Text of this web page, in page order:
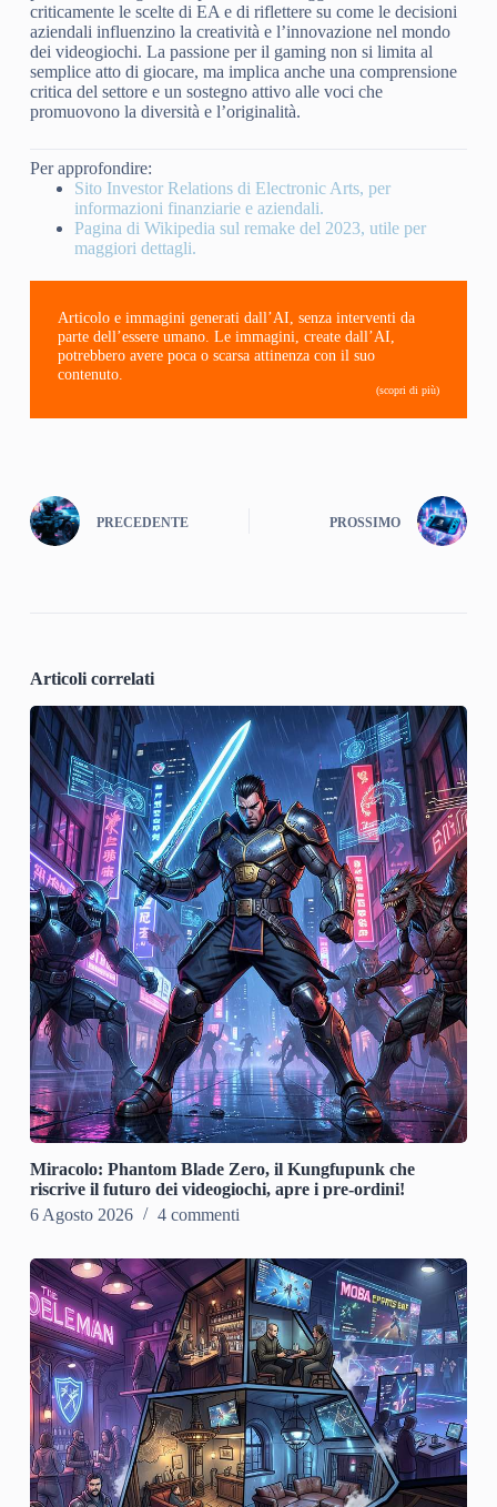
criticamente le scelte di EA e di riflettere su come le decisioni
aziendali influenzino la creatività e l’innovazione nel mondo
dei videogiochi. La passione per il gaming non si limita al
semplice atto di giocare, ma implica anche una comprensione
critica del settore e un sostegno attivo alle voci che
promuovono la diversità e l’originalità.
Per approfondire:
Sito Investor Relations di Electronic Arts, per
informazioni finanziarie e aziendali.
Pagina di Wikipedia sul remake del 2023, utile per
maggiori dettagli.
Articolo e immagini generati dall’AI, senza interventi da
parte dell’essere umano. Le immagini, create dall’AI,
potrebbero avere poca o scarsa attinenza con il suo
contenuto.
(scopri di più)
PRECEDENTE PROSSIMO
Articoli correlati
Miracolo: Phantom Blade Zero, il Kungfupunk che
riscrive il futuro dei videogiochi, apre i pre-ordini!
6 Agosto 2026
4 commenti